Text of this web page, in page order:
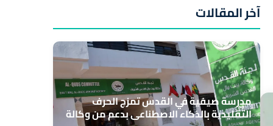
آخر المقالات
مدرسة صيفية في القدس تمزج الحرف
التقليدية بالذكاء الاصطناعي بدعم من وكالة